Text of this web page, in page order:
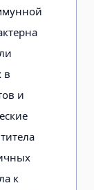
в
и
к